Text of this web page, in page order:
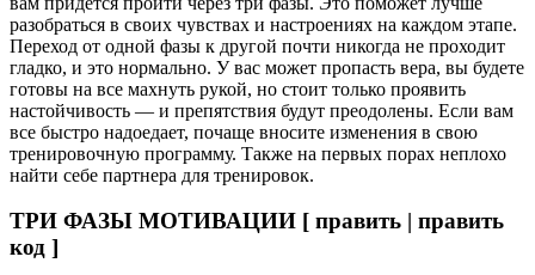
разобраться в своих чувствах и настроениях на каждом этапе.
Переход от одной фазы к другой почти никогда не проходит
гладко, и это нормально. У вас может пропасть вера, вы будете
готовы на все махнуть рукой, но стоит только проявить
настойчивость — и препятствия будут преодолены. Если вам
все быстро надоедает, почаще вносите изменения в свою
тренировочную программу. Также на первых порах неплохо
найти себе партнера для тренировок.
ТРИ ФАЗЫ МОТИВАЦИИ [ править | править
код ]